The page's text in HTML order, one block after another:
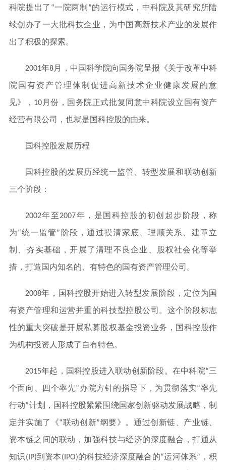
科院提出了“一院两制”的运行模式，中科院及其研究所陆
续创办了一大批科技企业，为中国高新技术产业的发展作
出了积极的探索。
2001年8月，中国科学院向国务院呈报《关于改革中科
院国有资产管理体制促进高新技术企业健康发展的意
见》，10月份，国务院正式批复同意中科院设立国有资产
经营有限公司，也就是国科控股的由来。
国科控股发展历程
国科控股的发展历经统一监管、转型发展和联动创新
三个阶段：
2002年至2007年，是国科控股的初创起步阶段，称
为“统一监管”阶段，通过摸清家底、理顺关系、建章立
制、夯实基础，开展了清理不良企业、股权社会化等举
措，打造国内知名的、有特色的国有资产管理公司。
2008年，国科控股开始进入转型发展阶段，定位为国
有资产管理和运营并重的科技型控股公司。这个阶段标志
性的重大突破是开展私募股权基金投资业务，国科控股作
为机构投资人形成了自有特色。
2015年起，国科控股进入联动创新阶段。在中科院“三
个面向、四个率先”办院方针的指导下，为贯彻落实“率先
行动”计划，国科控股紧紧围绕国家创新驱动发展战略，制
定并实施了《“联动创新”纲要》。通过创新链、产业链、
资本链之间的联动，加强科技与经济的深度融合，打通从
知识(IP)到资本(IPO)的科技经济深度融合的“运河体系”，积